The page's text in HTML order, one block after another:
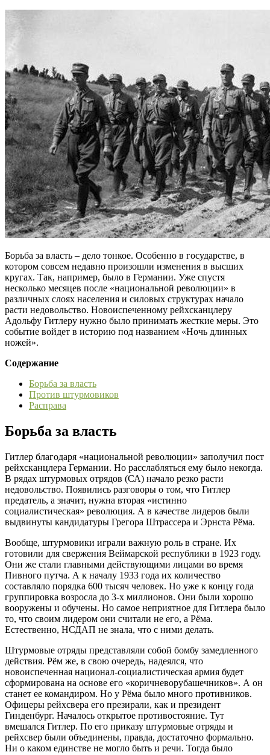
Борьба за власть – дело тонкое. Особенно в государстве, в
котором совсем недавно произошли изменения в высших
кругах. Так, например, было в Германии. Уже спустя
несколько месяцев после «национальной революции» в
различных слоях населения и силовых структурах начало
расти недовольство. Новоиспеченному рейхсканцлеру
Адольфу Гитлеру нужно было принимать жесткие меры. Это
событие войдет в историю под названием «Ночь длинных
ножей».
Содержание
Борьба за власть
Против штурмовиков
Расправа
Борьба за власть
Гитлер благодаря «национальной революции» заполучил пост
рейхсканцлера Германии. Но расслабляться ему было некогда.
В рядах штурмовых отрядов (СА) начало резко расти
недовольство. Появились разговоры о том, что Гитлер
предатель, а значит, нужна вторая «истинно
социалистическая» революция. А в качестве лидеров были
выдвинуты кандидатуры Грегора Штрассера и Эрнста Рёма.
Вообще, штурмовики играли важную роль в стране. Их
готовили для свержения Веймарской республики в 1923 году.
Они же стали главными действующими лицами во время
Пивного путча. А к началу 1933 года их количество
составляло порядка 600 тысяч человек. Но уже к концу года
группировка возросла до 3-х миллионов. Они были хорошо
вооружены и обучены. Но самое неприятное для Гитлера было
то, что своим лидером они считали не его, а Рёма.
Естественно, НСДАП не знала, что с ними делать.
Штурмовые отряды представляли собой бомбу замедленного
действия. Рём же, в свою очередь, надеялся, что
новоиспеченная национал-социалистическая армия будет
сформирована на основе его «коричневорубашечников». А он
станет ее командиром. Но у Рёма было много противников.
Офицеры рейхсвера его презирали, как и президент
Гинденбург. Началось открытое противостояние. Тут
вмешался Гитлер. По его приказу штурмовые отряды и
рейхсвер были объединены, правда, достаточно формально.
Ни о каком единстве не могло быть и речи. Тогда было